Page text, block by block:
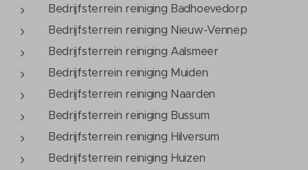
Bedrijfsterrein reiniging Badhoevedorp
Bedrijfsterrein reiniging Nieuw-Vennep
Bedrijfsterrein reiniging Aalsmeer
Bedrijfsterrein reiniging Muiden
Bedrijfsterrein reiniging Naarden
Bedrijfsterrein reiniging Bussum
Bedrijfsterrein reiniging Hilversum
Bedrijfsterrein reiniging Huizen